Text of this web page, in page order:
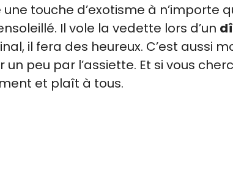
touche d’exotisme à n’importe
Il vole la vedette lors d’un
il fera des heureux. C’est aussi
peu par l’assiette. Et si vous
et plaît à tous.